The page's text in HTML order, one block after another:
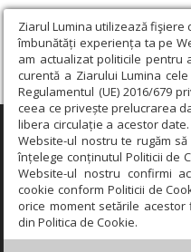
Ziarul Lumina utilizează
îmbunătăți experiența ta pe
am actualizat politicile pentru
curentă a Ziarului Lumina
Regulamentul (UE) 2016/679
ceea ce privește prelucrarea
libera circulație a acestor
Website-ul nostru te rugăm
înțelege conținutul Politicii de
Website-ul nostru confirmi
cookie conform Politicii de
orice moment setările
din Politica de Cookie.